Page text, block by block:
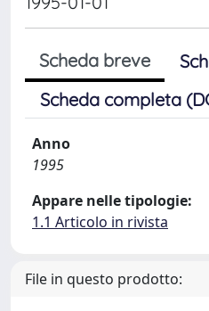
Scheda breve
Scheda completa
Anno
1995
Appare nelle tipologie:
1.1 Articolo in rivista
File in questo prodotto: